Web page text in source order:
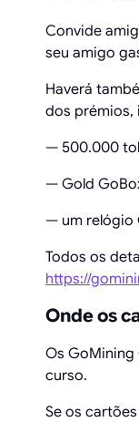
Convide
seu amigo
Haverá
dos prémios,
— 500.000
— Gold
— um relógio
Todos os
https://
Onde os
Os GoMining
curso.
Se os